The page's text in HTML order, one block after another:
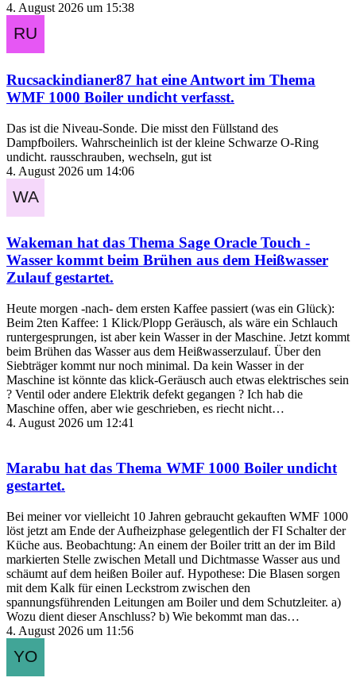
4. August 2026 um 15:38
Rucsackindianer87 hat eine Antwort im Thema
WMF 1000 Boiler undicht verfasst.
Das ist die Niveau-Sonde. Die misst den Füllstand des
Dampfboilers. Wahrscheinlich ist der kleine Schwarze O-Ring
undicht. rausschrauben, wechseln, gut ist
4. August 2026 um 14:06
Wakeman hat das Thema Sage Oracle Touch -
Wasser kommt beim Brühen aus dem Heißwasser
Zulaufgestartet.
Heute morgen -nach- dem ersten Kaffee passiert (was ein Glück):
Beim 2ten Kaffee: 1 Klick/Plopp Geräusch, als wäre ein Schlauch
runtergesprungen, ist aber kein Wasser in der Maschine. Jetzt kommt
beim Brühen das Wasser aus dem Heißwasserzulauf. Über den
Siebträger kommt nur noch minimal. Da kein Wasser in der
Maschine ist könnte das klick-Geräusch auch etwas elektrisches sein
? Ventil oder andere Elektrik defekt gegangen ? Ich hab die
Maschine offen, aber wie geschrieben, es riecht nicht…
4. August 2026 um 12:41
Marabu hat das Thema WMF 1000 Boiler undicht
gestartet.
Bei meiner vor vielleicht 10 Jahren gebraucht gekauften WMF 1000
löst jetzt am Ende der Aufheizphase gelegentlich der FI Schalter der
Küche aus. Beobachtung: An einem der Boiler tritt an der im Bild
markierten Stelle zwischen Metall und Dichtmasse Wasser aus und
schäumt auf dem heißen Boiler auf. Hypothese: Die Blasen sorgen
mit dem Kalk für einen Leckstrom zwischen den
spannungsführenden Leitungen am Boiler und dem Schutzleiter. a)
Wozu dient dieser Anschluss? b) Wie bekommt man das…
4. August 2026 um 11:56